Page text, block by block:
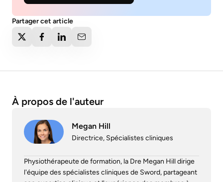
Partager cet article
À propos de l'auteur
Megan Hill
Directrice, Spécialistes cliniques
Physiothérapeute de formation, la Dre Megan Hill dirige
l'équipe des spécialistes cliniques de Sword, partageant